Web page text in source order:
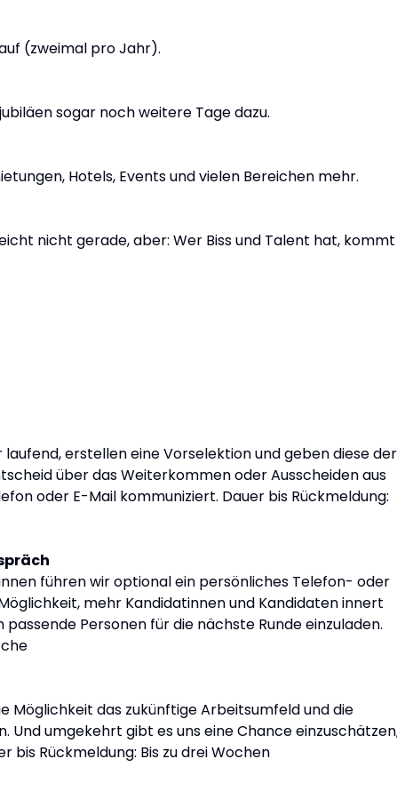
(zweimal pro Jahr).
sogar noch weitere Tage dazu.
Hotels, Events und vielen Bereichen mehr.
nicht gerade, aber: Wer Biss und Talent hat, kommt
erstellen eine Vorselektion und geben diese der
über das Weiterkommen oder Ausscheiden aus
oder E-Mail kommuniziert. Dauer bis Rückmeldung:
führen wir optional ein persönliches Telefon- oder
mehr Kandidatinnen und Kandidaten innert
Personen für die nächste Runde einzuladen.
Möglichkeit das zukünftige Arbeitsumfeld und die
Und umgekehrt gibt es uns eine Chance
bis Rückmeldung: Bis zu drei Wochen